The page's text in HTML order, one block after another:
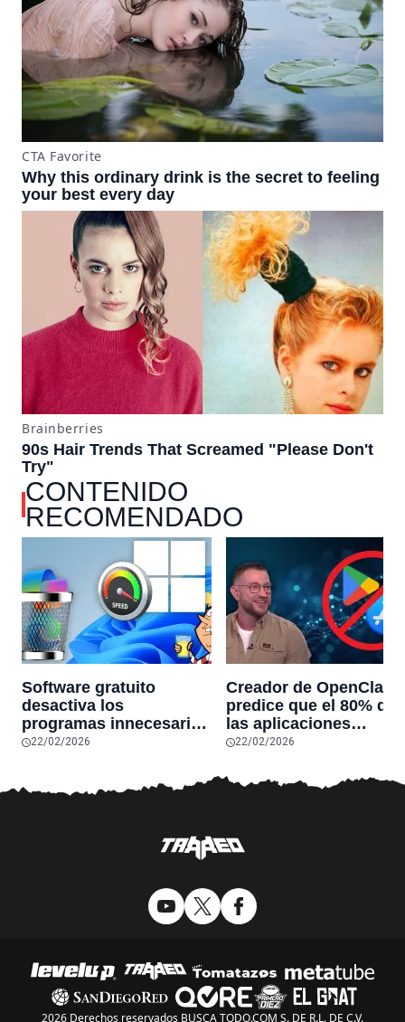
CONTENIDO
RECOMENDADO
Software gratuito
desactiva los
programas innecesarios
de Windows 11 y
reduciendo el uso de la
RAM y mucho más
22/02/2026
Creador de OpenClaw
predice que el 80% de
las aplicaciones
actuales
sobrevivirán las
aplicaciones con
hardware
22/02/2026
2026 Derechos reservados BUSCA TODO.COM S. DE R.L. DE C.V.